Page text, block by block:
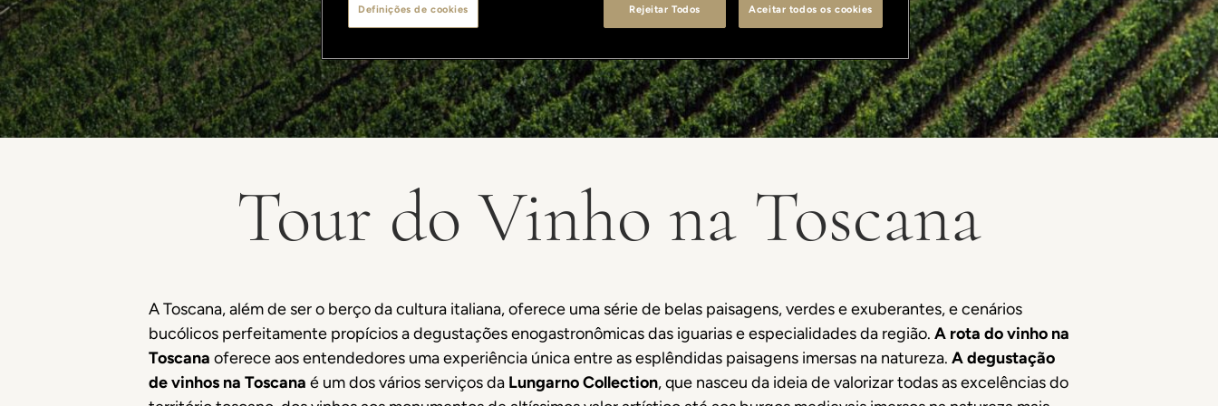
Tour do Vinho na Toscana
A Toscana, além de ser o berço da cultura italiana, oferece uma série de belas paisagens, verdes e exuberantes, e cenários
bucólicos perfeitamente propícios a degustações enogastronômicas das iguarias e especialidades da região. A rota do vinho na
Toscana oferece aos entendedores uma experiência única entre as esplêndidas paisagens imersas na natureza. A degustação
de vinhos na Toscana é um dos vários serviços da Lungarno Collection, que nasceu da ideia de valorizar todas as excelências do
Rejeitar Todos Aceitar todos os cookies
Definições de cookies